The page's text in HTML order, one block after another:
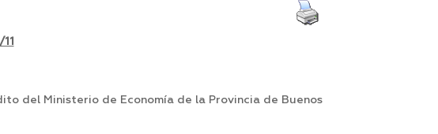
del Ministerio de Economía de la Provincia de Buenos